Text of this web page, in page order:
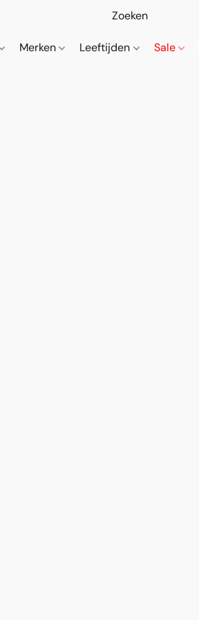
Merken Leeftijden Sale